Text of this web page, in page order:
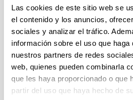
Las cookies de este sitio web se
el contenido y los anuncios,
sociales y analizar el tráfico.
información sobre el uso que haga
nuestros partners de redes
web, quienes pueden combinarla
que les haya proporcionado o que
partir del uso que haya hecho de
Proyectos
Proyecto de investigación
Entidades convocantes
Vicerrectorado de Investigación, -